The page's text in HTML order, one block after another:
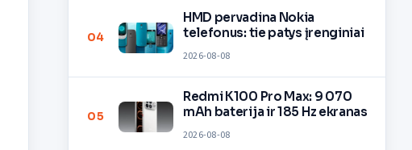
04
HMD pervadina Nokia
telefonus: tie patys įrenginiai
2026-08-08
05
Redmi K100 Pro Max: 9 070
mAh baterija ir 185 Hz ekranas
2026-08-08